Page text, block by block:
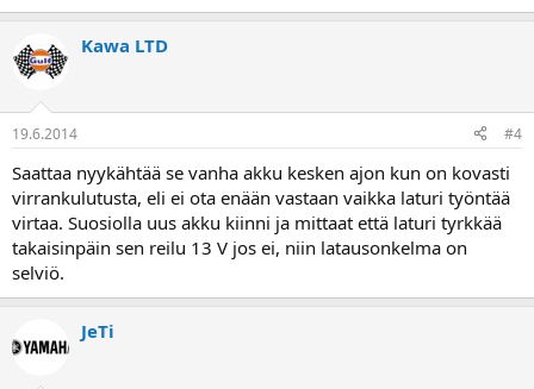
Kawa LTD
19.6.2014 #4
Saattaa nyykähtää se vanha akku kesken ajon kun on kovasti
virrankulutusta, eli ei ota enään vastaan vaikka laturi työntää
virtaa. Suosiolla uus akku kiinni ja mittaat että laturi tyrkkää
takaisinpäin sen reilu 13 V jos ei, niin latausonkelma on
selviö.
JeTi